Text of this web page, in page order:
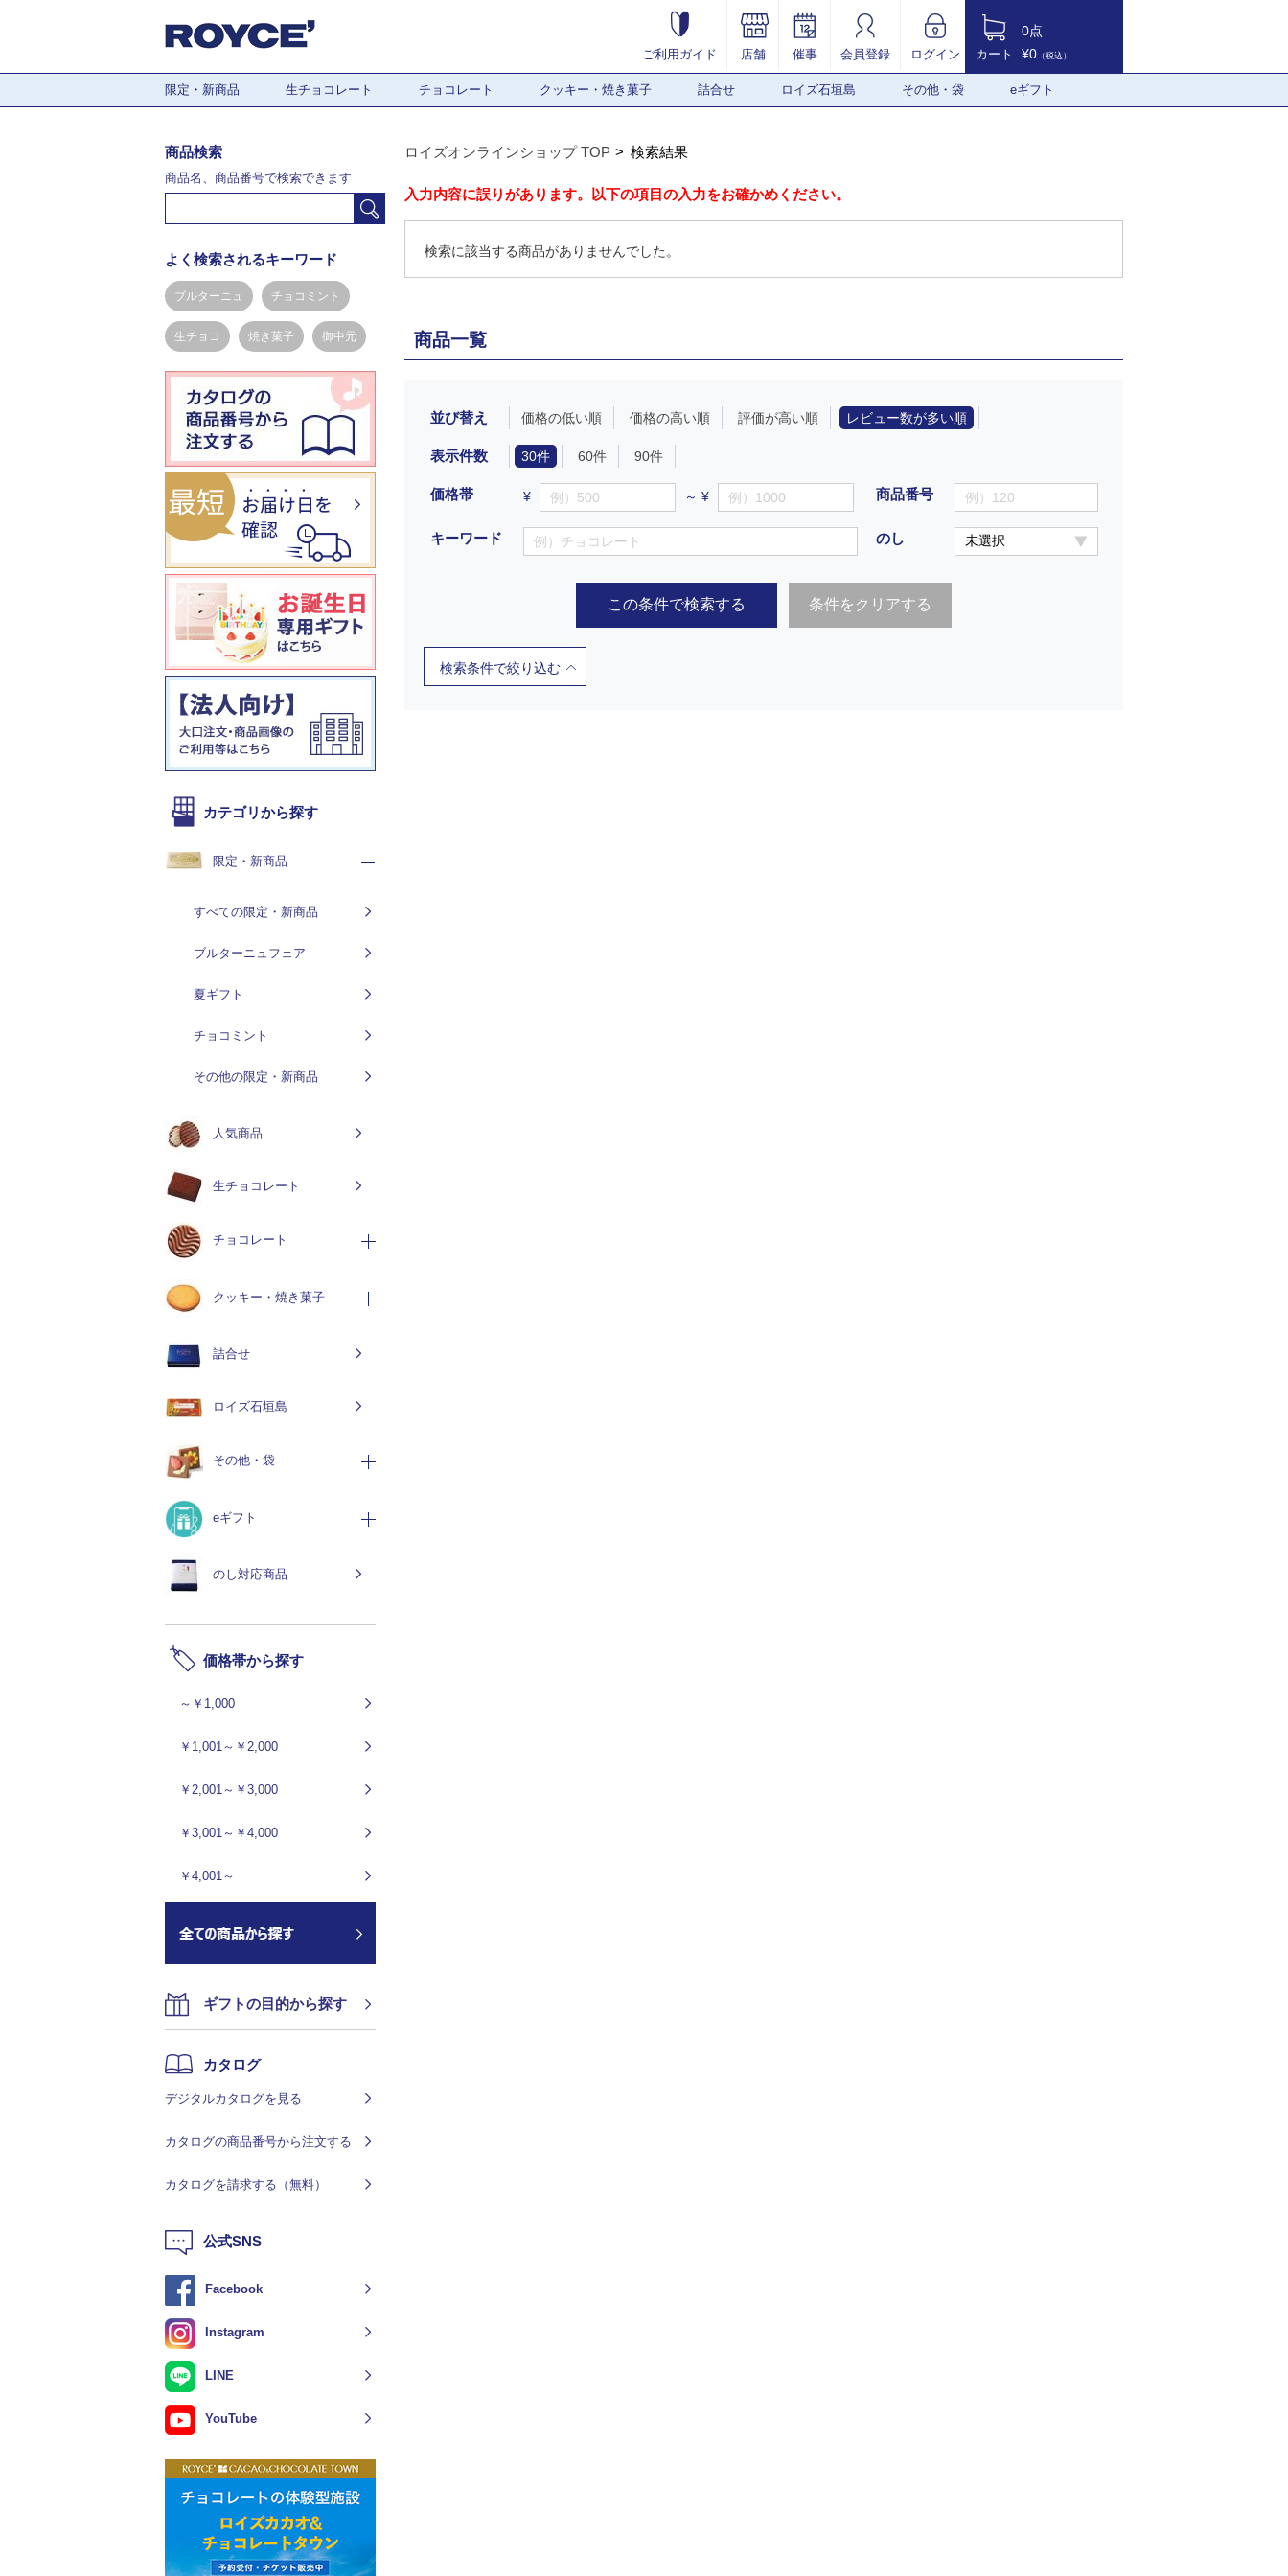
ご利用ガイド 店舗 催事 会員登録 ログイン カート
0点
¥0 （税込）
限定・新商品 生チョコレート チョコレート クッキー・焼き菓子 詰合せ ロイズ石垣島 その他・袋 eギフト
ロイズオンラインショップ TOP 検索結果
入力内容に誤りがあります。以下の項目の入力をお確かめください。
検索に該当する商品がありませんでした。
商品一覧
並び替え 価格の低い順 価格の高い順 評価が高い順 レビュー数が多い順
表示件数 30件 60件 90件
価格帯 ¥ ～ ¥
キーワード
商品番号
のし
この条件で検索する 条件をクリアする
検索条件で絞り込む
商品検索
商品名、商品番号で検索できます
よく検索されるキーワード
ブルターニュ チョコミント
生チョコ 焼き菓子 御中元
カテゴリから探す
限定・新商品
すべての限定・新商品
ブルターニュフェア
夏ギフト
チョコミント
その他の限定・新商品
人気商品
生チョコレート
チョコレート
クッキー・焼き菓子
詰合せ
ロイズ石垣島
その他・袋
eギフト
のし対応商品
価格帯から探す
～￥1,000
￥1,001～￥2,000
￥2,001～￥3,000
￥3,001～￥4,000
￥4,001～
ギフトの目的から探す
カタログ
デジタルカタログを見る
カタログの商品番号から注文する
カタログを請求する（無料）
公式SNS
Facebook
Instagram
LINE
YouTube